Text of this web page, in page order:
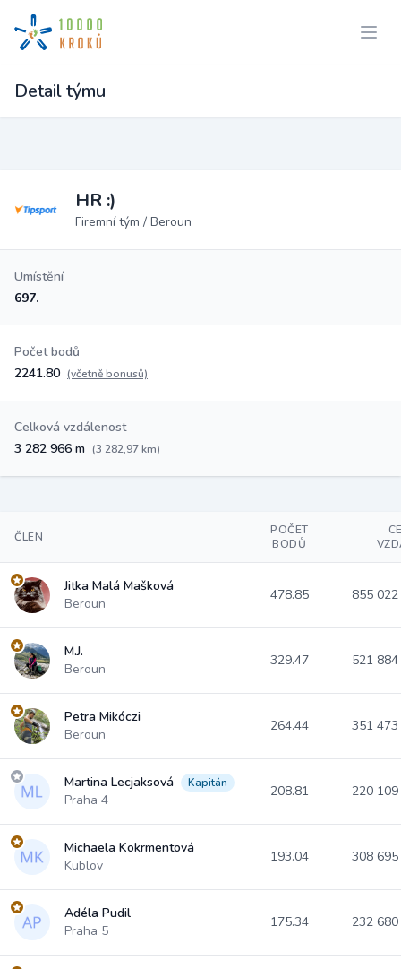
Detail týmu
HR :)
Firemní tým / Beroun
Umístění
697.
Počet bodů
2241.80 (včetně bonusů)
Celková vzdálenost
3 282 966 m (3 282,97 km)
ČLEN
POČET
BODŮ
Jitka Malá Mašková
Beroun
478.85 855
M.J.
Beroun
329.47 521
Petra Mikóczi
Beroun
264.44 351
Martina Lecjaksová Kapitán
Praha 4
208.81 220
Michaela Kokrmentová
Kublov
193.04 308
Adéla Pudil
Praha 5
175.34 232